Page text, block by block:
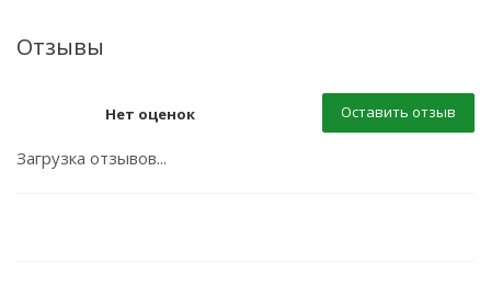
Отзывы
Нет оценок Оставить отзыв
Загрузка отзывов...